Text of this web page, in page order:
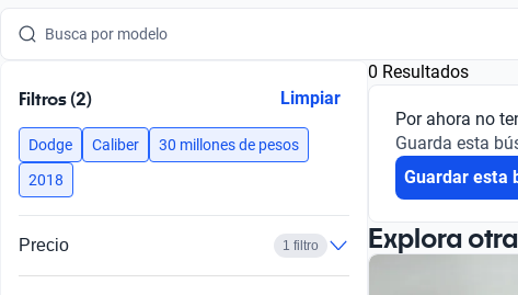
Busca por modelo
Busca por año
Busca por marca
Busca por versión
Filtros (2) Limpiar
Dodge Caliber
30 millones de pesos
2018
Precio 1 filtro
0 Resultados
Por ahora no
Guarda esta
Guardar esta
Explora